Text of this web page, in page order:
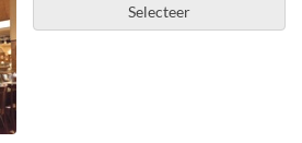
Selecteer